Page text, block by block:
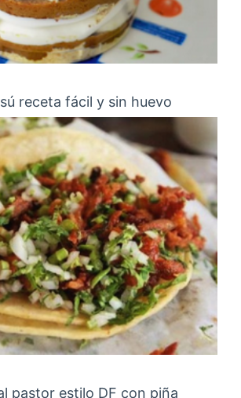
receta fácil y sin huevo
pastor estilo DF con piña